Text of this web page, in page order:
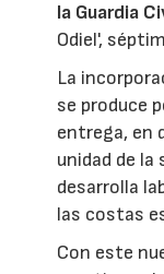
la Guardia
Odiel',
La
se produce
entrega, en
unidad de la
desarrolla
las costas
Con este